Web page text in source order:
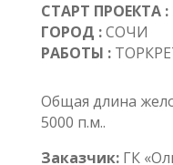
СТАРТ ПРОЕКТА :
ГОРОД :СОЧИ
РАБОТЫ :
Общая длина
5000 п.м..
Заказчик:ГК